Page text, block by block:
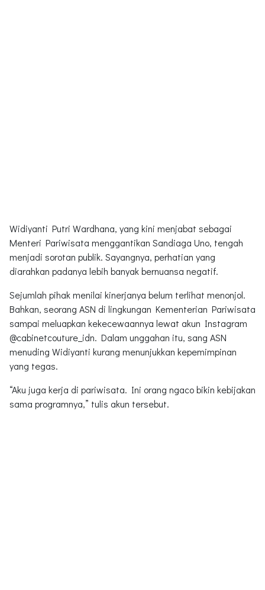
Widiyanti Putri Wardhana, yang kini menjabat sebagai
Menteri Pariwisata menggantikan Sandiaga Uno, tengah
menjadi sorotan publik. Sayangnya, perhatian yang
diarahkan padanya lebih banyak bernuansa negatif.
Sejumlah pihak menilai kinerjanya belum terlihat menonjol.
Bahkan, seorang ASN di lingkungan Kementerian Pariwisata
sampai meluapkan kekecewaannya lewat akun Instagram
@cabinetcouture_idn. Dalam unggahan itu, sang ASN
menuding Widiyanti kurang menunjukkan kepemimpinan
yang tegas.
“Aku juga kerja di pariwisata. Ini orang ngaco bikin kebijakan
sama programnya,” tulis akun tersebut.